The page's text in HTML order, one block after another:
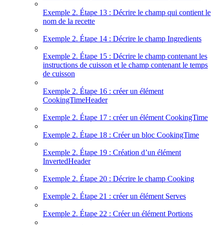
Exemple 2. Étape 13 : Décrire le champ qui contient le
nom de la recette
Exemple 2. Étape 14 : Décrire le champ Ingredients
Exemple 2. Étape 15 : Décrire le champ contenant les
instructions de cuisson et le champ contenant le temps
de cuisson
Exemple 2. Étape 16 : créer un élément
CookingTimeHeader
Exemple 2. Étape 17 : créer un élément CookingTime
Exemple 2. Étape 18 : Créer un bloc CookingTime
Exemple 2. Étape 19 : Création d’un élément
InvertedHeader
Exemple 2. Étape 20 : Décrire le champ Cooking
Exemple 2. Étape 21 : créer un élément Serves
Exemple 2. Étape 22 : Créer un élément Portions